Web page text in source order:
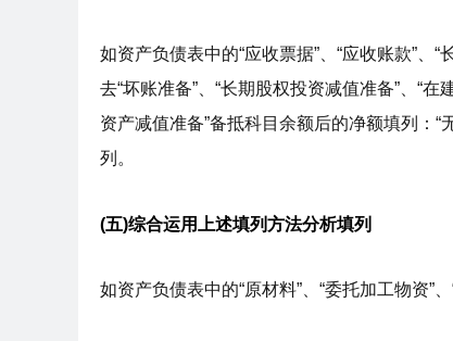
如资产负债表中的“应收票据”、“应收账款”、
去“坏账准备”、“长期股权投资减值准备”、“
资产减值准备”备抵科目余额后的净额填列：“
列。
(五)综合运用上述填列方法分析填列
如资产负债表中的“原材料”、“委托加工物资”